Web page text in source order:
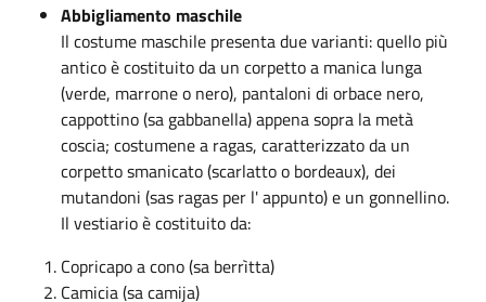
Abbigliamento maschile
Il costume maschile presenta due varianti: quello più
antico è costituito da un corpetto a manica lunga
(verde, marrone o nero), pantaloni di orbace nero,
cappottino (sa gabbanella) appena sopra la metà
coscia; costumene a ragas, caratterizzato da un
corpetto smanicato (scarlatto o bordeaux), dei
mutandoni (sas ragas per l' appunto) e un gonnellino.
Il vestiario è costituito da:
Copricapo a cono (sa berrìtta)
Camicia (sa camija)